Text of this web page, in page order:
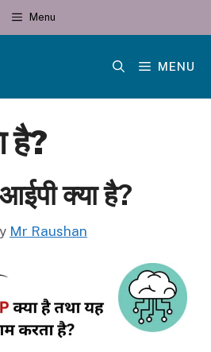
Menu
MENU
है?
क्या है?
Mr Raushan